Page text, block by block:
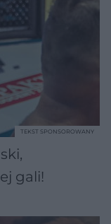
gali!
TEKST SPONSOROWANY